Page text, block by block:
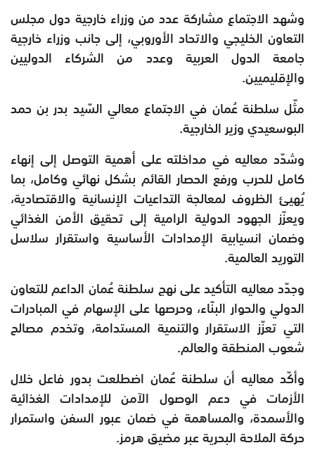
وشهد الاجتماع مشاركة عدد من وزراء خارجية دول مجلس
التعاون الخليجي والاتحاد الأوروبي، إلى جانب وزراء خارجية
جامعة الدول العربية وعدد من الشركاء الدوليين
والإقليميين.
مثّل سلطنة عُمان في الاجتماع معالي السّيد بدر بن حمد
البوسعيدي وزير الخارجية.
وشدّد معاليه في مداخلته على أهمية التوصل إلى إنهاء
كامل للحرب ورفع الحصار القائم بشكل نهائي وكامل، بما
يُهيئ الظروف لمعالجة التداعيات الإنسانية والاقتصادية،
ويعزّز الجهود الدولية الرامية إلى تحقيق الأمن الغذائي
وضمان انسيابية الإمدادات الأساسية واستقرار سلاسل
التوريد العالمية.
وجدّد معاليه التأكيد على نهج سلطنة عُمان الداعم للتعاون
الدولي والحوار البنّاء، وحرصها على الإسهام في المبادرات
التي تعزّز الاستقرار والتنمية المستدامة، وتخدم مصالح
شعوب المنطقة والعالم.
وأكّد معاليه أن سلطنة عُمان اضطلعت بدور فاعل خلال
الأزمات في دعم الوصول الآمن للإمدادات الغذائية
والأسمدة، والمساهمة في ضمان عبور السفن واستمرار
حركة الملاحة البحرية عبر مضيق هرمز.